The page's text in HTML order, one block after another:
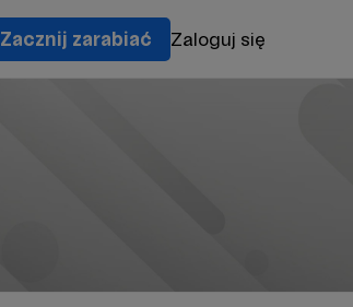
Zacznij zarabiać Zaloguj się